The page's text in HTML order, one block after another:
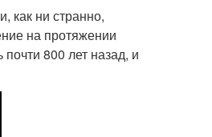
как ни странно,
на протяжении
800 лет назад, и